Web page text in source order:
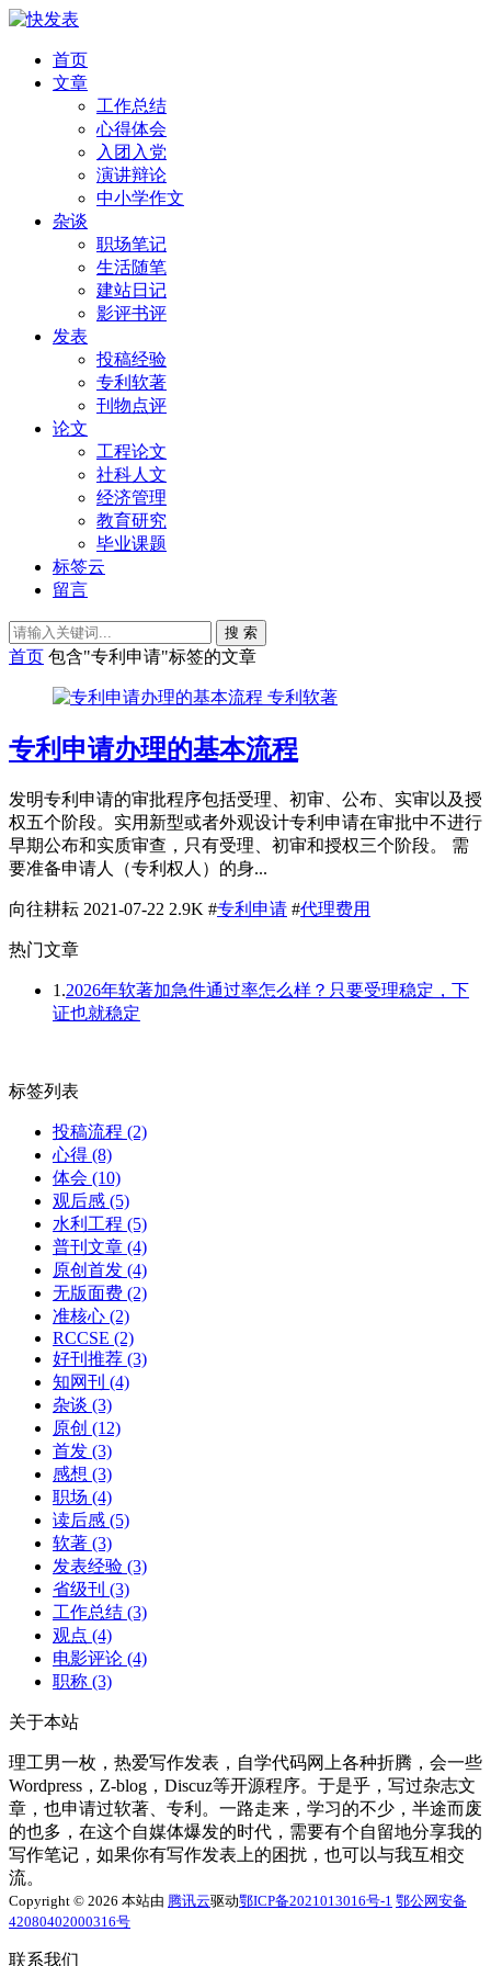
首页
文章
工作总结
心得体会
入团入党
演讲辩论
中小学作文
杂谈
职场笔记
生活随笔
建站日记
影评书评
发表
投稿经验
专利软著
刊物点评
论文
工程论文
社科人文
经济管理
教育研究
毕业课题
标签云
留言
搜 索
首页 包含"专利申请"标签的文章
专利软著
专利申请办理的基本流程
发明专利申请的审批程序包括受理、初审、公布、实审以及授
权五个阶段。实用新型或者外观设计专利申请在审批中不进行
早期公布和实质审查，只有受理、初审和授权三个阶段。 需
要准备申请人（专利权人）的身...
向往耕耘 2021-07-22 2.9K #专利申请 #代理费用
热门文章
1.2026年软著加急件通过率怎么样？只要受理稳定，下
证也就稳定
标签列表
投稿流程 (2)
心得 (8)
体会 (10)
观后感 (5)
水利工程 (5)
普刊文章 (4)
原创首发 (4)
无版面费 (2)
准核心 (2)
RCCSE (2)
好刊推荐 (3)
知网刊 (4)
杂谈 (3)
原创 (12)
首发 (3)
感想 (3)
职场 (4)
读后感 (5)
软著 (3)
发表经验 (3)
省级刊 (3)
工作总结 (3)
观点 (4)
电影评论 (4)
职称 (3)
关于本站
理工男一枚，热爱写作发表，自学代码网上各种折腾，会一些
Wordpress，Z-blog，Discuz等开源程序。于是乎，写过杂志文
章，也申请过软著、专利。一路走来，学习的不少，半途而废
的也多，在这个自媒体爆发的时代，需要有个自留地分享我的
写作笔记，如果你有写作发表上的困扰，也可以与我互相交
流。
Copyright © 2026 本站由 腾讯云驱动鄂ICP备2021013016号-1 鄂公网安备
42080402000316号
联系我们